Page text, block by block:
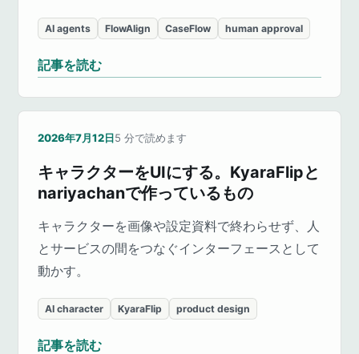
AI agents FlowAlign CaseFlow human approval
記事を読む
2026年7月12日5 分で読めます
キャラクターをUIにする。KyaraFlipと
nariyachanで作っているもの
キャラクターを画像や設定資料で終わらせず、人
とサービスの間をつなぐインターフェースとして
動かす。
AI character KyaraFlip product design
記事を読む